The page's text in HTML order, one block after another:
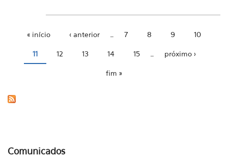
« início ‹ anterior 7 8 9 10
11 12 13 14 15 próximo ›
fim »
Comunicados